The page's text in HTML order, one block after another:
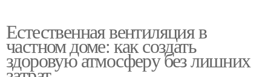
Естественная вентиляция в
частном доме: как создать
здоровую атмосферу без лишних